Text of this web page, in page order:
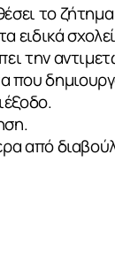
το ζήτημα
ειδικά
την
που
από